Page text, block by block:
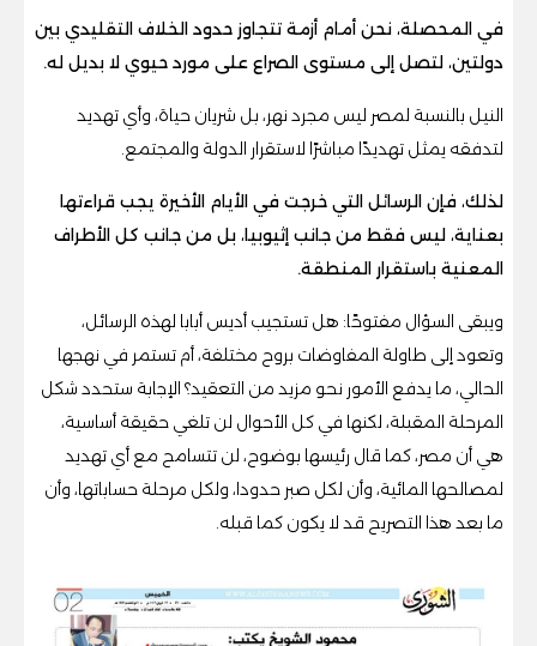
في المحصلة، نحن أمام أزمة تتجاوز حدود الخلاف التقليدي بين
دولتين، لتصل إلى مستوى الصراع على مورد حيوي لا بديل له.
النيل بالنسبة لمصر ليس مجرد نهر، بل شريان حياة، وأي تهديد
لتدفقه يمثل تهديدًا مباشرًا لاستقرار الدولة والمجتمع.
لذلك، فإن الرسائل التي خرجت في الأيام الأخيرة يجب قراءتها
بعناية، ليس فقط من جانب إثيوبيا، بل من جانب كل الأطراف
المعنية باستقرار المنطقة.
ويبقى السؤال مفتوحًا: هل تستجيب أديس أبابا لهذه الرسائل،
وتعود إلى طاولة المفاوضات بروح مختلفة، أم تستمر في نهجها
الحالي، ما يدفع الأمور نحو مزيد من التعقيد؟ الإجابة ستحدد شكل
المرحلة المقبلة، لكنها في كل الأحوال لن تلغي حقيقة أساسية،
هي أن مصر، كما قال رئيسها بوضوح، لن تتسامح مع أي تهديد
لمصالحها المائية، وأن لكل صبر حدودا، ولكل مرحلة حساباتها، وأن
ما بعد هذا التصريح قد لا يكون كما قبله.